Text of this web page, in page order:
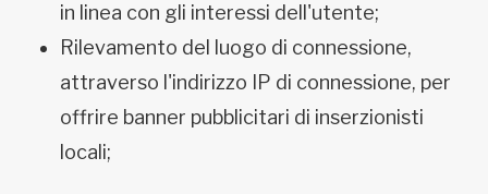
in linea con gli interessi dell'utente;
Rilevamento del luogo di connessione,
attraverso l'indirizzo IP di connessione, per
offrire banner pubblicitari di inserzionisti
locali;